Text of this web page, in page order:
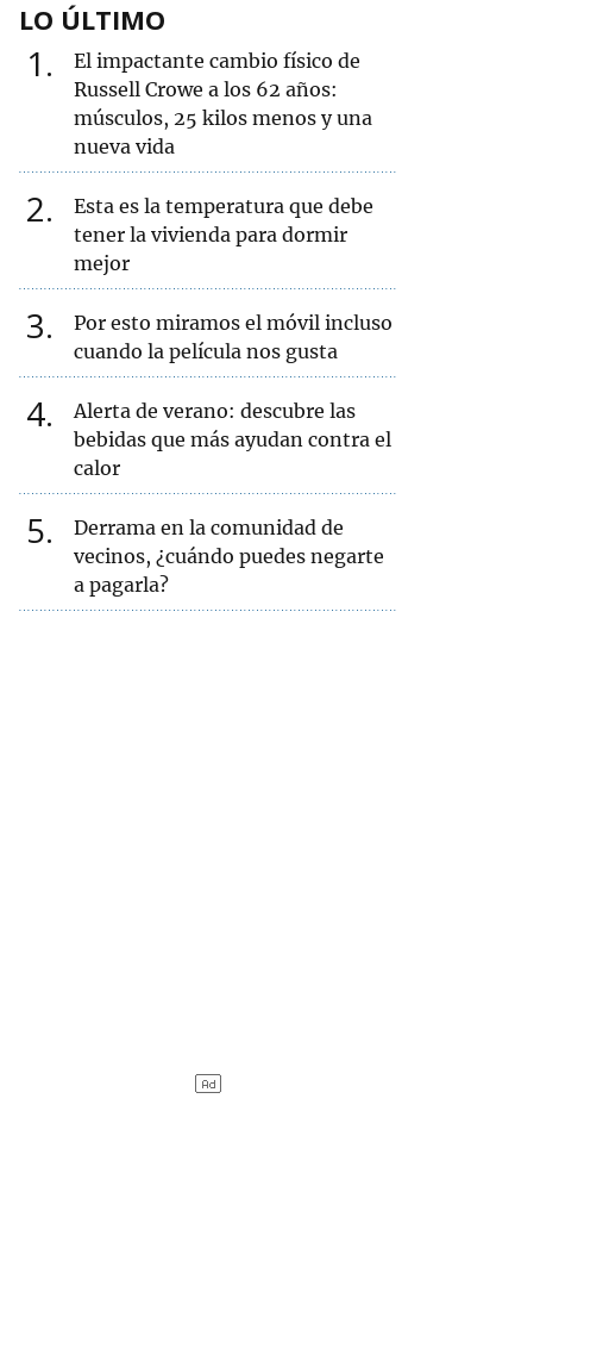
LO ÚLTIMO
1
El impactante cambio físico de
Russell Crowe a los 62 años:
músculos, 25 kilos menos y una
nueva vida
2
Esta es la temperatura que debe
tener la vivienda para dormir
mejor
3
Por esto miramos el móvil incluso
cuando la película nos gusta
4
Alerta de verano: descubre las
bebidas que más ayudan contra el
calor
5
Derrama en la comunidad de
vecinos, ¿cuándo puedes negarte
a pagarla?